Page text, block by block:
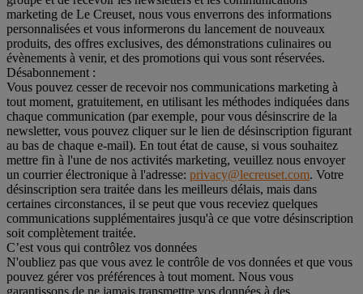
marketing de Le Creuset, nous vous enverrons des informations
personnalisées et vous informerons du lancement de nouveaux
produits, des offres exclusives, des démonstrations culinaires ou
évènements à venir, et des promotions qui vous sont réservées.
Désabonnement :
Vous pouvez cesser de recevoir nos communications marketing à
tout moment, gratuitement, en utilisant les méthodes indiquées dans
chaque communication (par exemple, pour vous désinscrire de la
newsletter, vous pouvez cliquer sur le lien de désinscription figurant
au bas de chaque e-mail). En tout état de cause, si vous souhaitez
mettre fin à l'une de nos activités marketing, veuillez nous envoyer
un courrier électronique à l'adresse: privacy@lecreuset.com. Votre
désinscription sera traitée dans les meilleurs délais, mais dans
certaines circonstances, il se peut que vous receviez quelques
communications supplémentaires jusqu'à ce que votre désinscription
soit complètement traitée.
C’est vous qui contrôlez vos données
N'oubliez pas que vous avez le contrôle de vos données et que vous
pouvez gérer vos préférences à tout moment. Nous vous
garantissons de ne jamais transmettre vos données à des